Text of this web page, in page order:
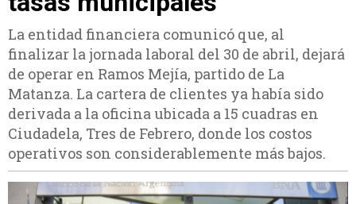
La entidad financiera comunicó que, al
finalizar la jornada laboral del 30 de abril, dejará
de operar en Ramos Mejía, partido de La
Matanza. La cartera de clientes ya había sido
derivada a la oficina ubicada a 15 cuadras en
Ciudadela, Tres de Febrero, donde los costos
operativos son considerablemente más bajos.